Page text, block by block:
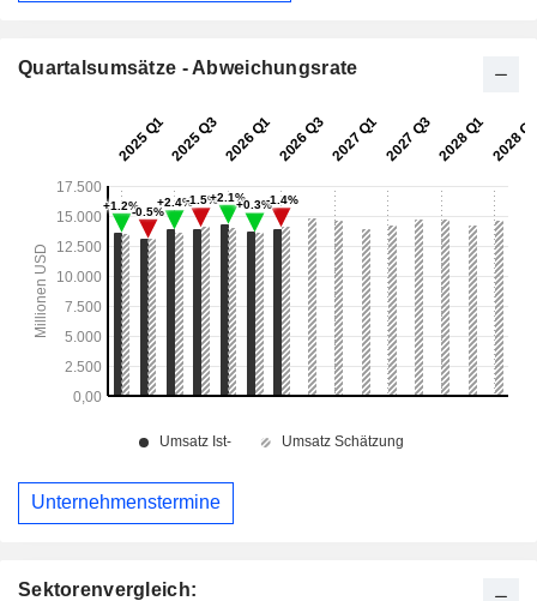
Sektorenvergleich:
Quartalsumsätze - Abweichungsrate
Unternehmenstermine